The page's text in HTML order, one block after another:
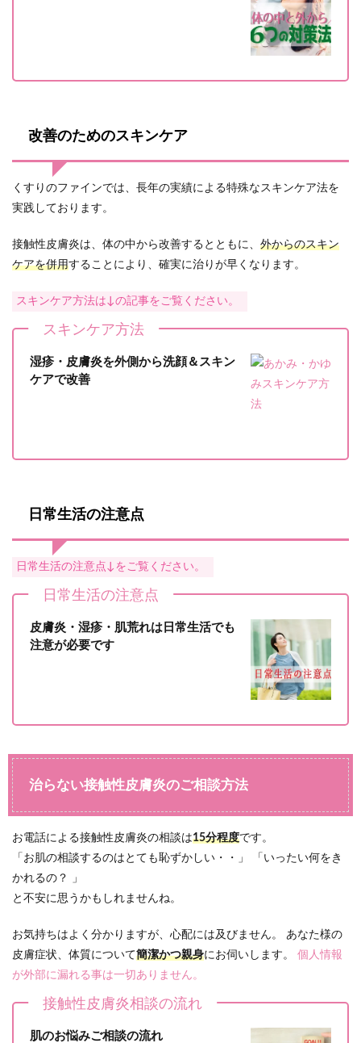
改善のためのスキンケア
くすりのファインでは、長年の実績による特殊なスキンケア法を
実践しております。
接触性皮膚炎は、体の中から改善するとともに、 外からのスキン
ケアを併用することにより、確実に治りが早くなります。
スキンケア方法は↓の記事をご覧ください。
スキンケア方法
湿疹・皮膚炎を外側から洗顔＆スキン
ケアで改善
日常生活の注意点
日常生活の注意点↓をご覧ください。
日常生活の注意点
皮膚炎・湿疹・肌荒れは日常生活でも
注意が必要です
治らない接触性皮膚炎のご相談方法
お電話による接触性皮膚炎の相談は15分程度です。
「お肌の相談するのはとても恥ずかしい・・」 「いったい何をき
かれるの？ 」
と不安に思うかもしれませんね。
お気持ちはよく分かりますが、心配には及びません。 あなた様の
皮膚症状、体質について簡潔かつ親身にお伺いします。 個人情報
が外部に漏れる事は一切ありません。
接触性皮膚炎相談の流れ
肌のお悩みご相談の流れ